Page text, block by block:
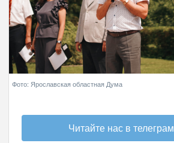
Фото: Ярославская областная Дума
Читайте нас в телеграм